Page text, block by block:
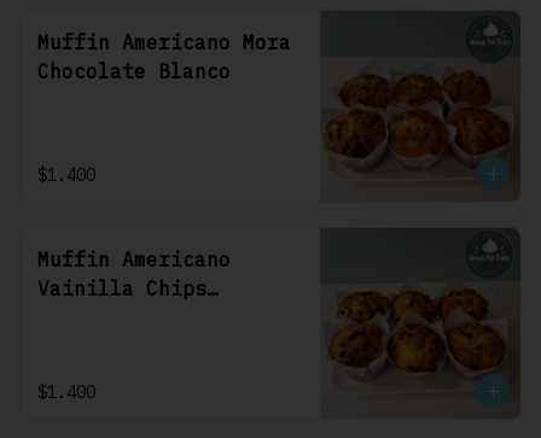
Muffin Americano Mora
Chocolate Blanco
$1.400
Muffin Americano
Vainilla Chips
$1.400